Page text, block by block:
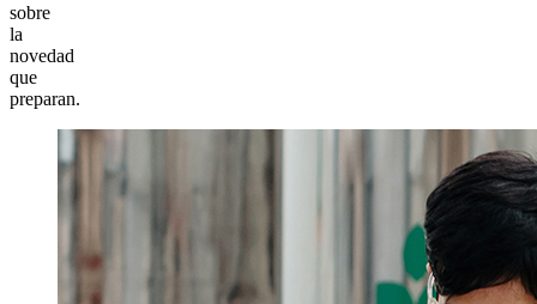
sobre
la
novedad
que
preparan.